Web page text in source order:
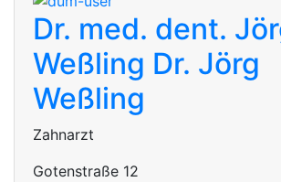
Dr. med. dent.
Weßling Dr. Jörg
Weßling
Zahnarzt
Gotenstraße 12